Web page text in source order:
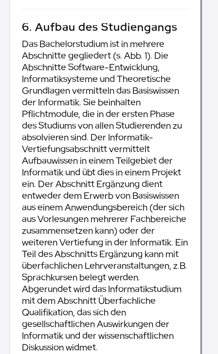
6. Aufbau des Studiengangs
Das Bachelorstudium ist in mehrere
Abschnitte gegliedert (s. Abb. 1). Die
Abschnitte Software-Entwicklung,
Informatiksysteme und Theoretische
Grundlagen vermitteln das Basiswissen
der Informatik. Sie beinhalten
Pflichtmodule, die in der ersten Phase
des Studiums von allen Studierenden zu
absolvieren sind. Der Informatik-
Vertiefungsabschnitt vermittelt
Aufbauwissen in einem Teilgebiet der
Informatik und übt dies in einem Projekt
ein. Der Abschnitt Ergänzung dient
entweder dem Erwerb von Basiswissen
aus einem Anwendungsbereich (der sich
aus Vorlesungen mehrerer Fachbereiche
zusammensetzen kann) oder der
weiteren Vertiefung in der Informatik. Ein
Teil des Abschnitts Ergänzung kann mit
überfachlichen Lehrveranstaltungen, z.B.
Sprachkursen belegt werden.
Abgerundet wird das Informatikstudium
mit dem Abschnitt Überfachliche
Qualifikation, das sich den
gesellschaftlichen Auswirkungen der
Informatik und der wissenschaftlichen
Diskussion widmet.